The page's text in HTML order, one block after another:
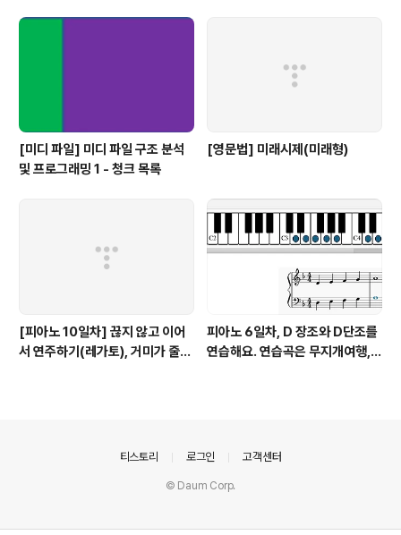
[미디 파일] 미디 파일 구조 분석
및 프로그래밍 1 - 청크 목록
[영문법] 미래시제(미래형)
[피아노 10일차] 끊지 않고 이어
서 연주하기(레가토), 거미가 줄을
피아노 6일차, D 장조와 D단조를
연습해요. 연습곡은 무지개여행,
티스토리 로그인 고객센터
© Daum Corp.